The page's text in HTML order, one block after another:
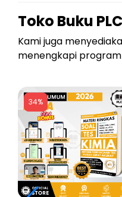
Toko Buku PLC
Kami juga
menengkapi
34%